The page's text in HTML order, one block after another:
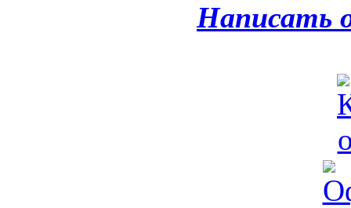
Написать